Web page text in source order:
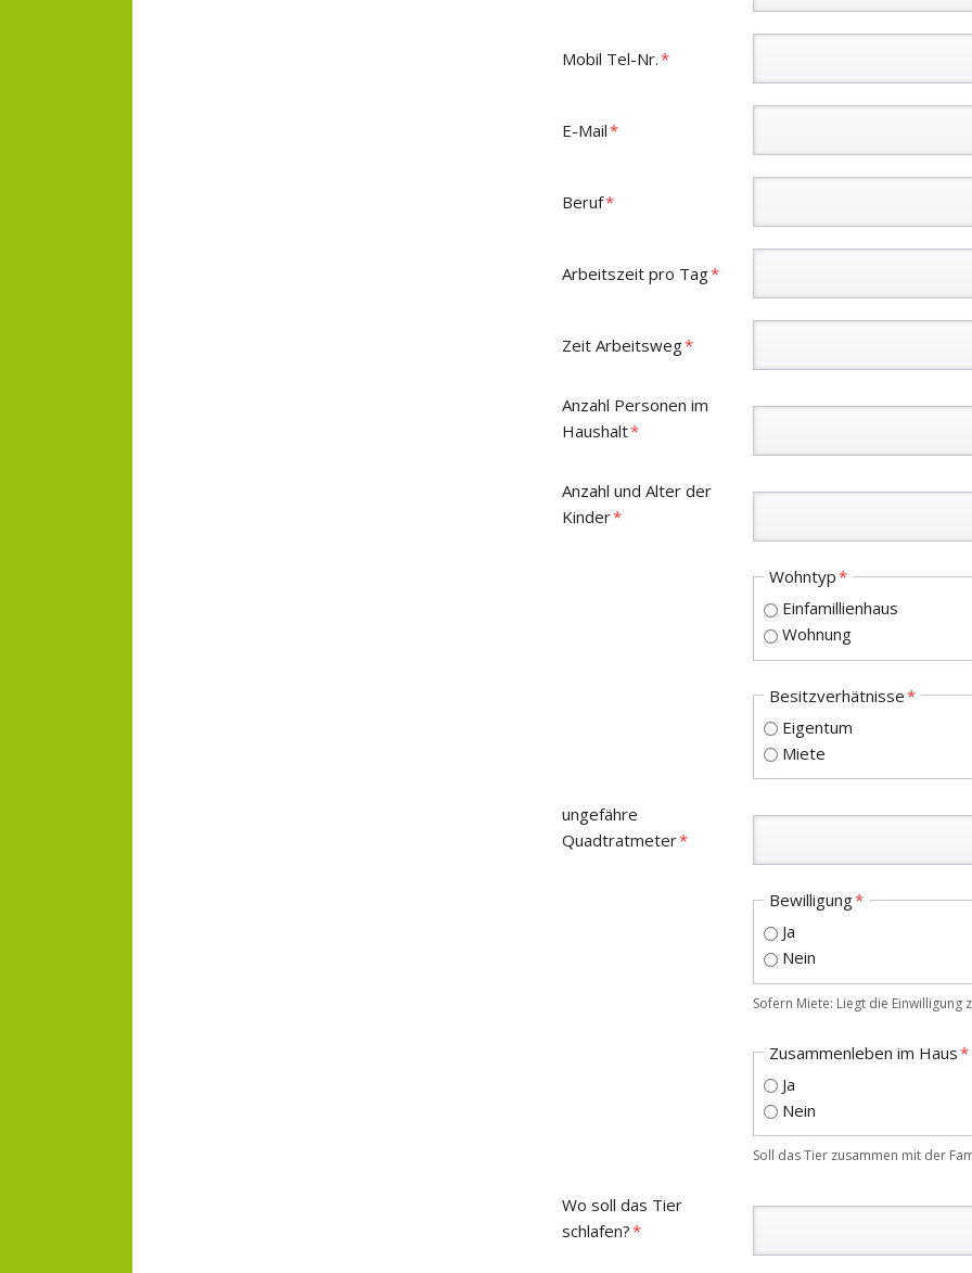
Pflichtfeld
Mobil Tel-Nr.*
Pflichtfeld
E-Mail*
Pflichtfeld
Beruf*
Pflichtfeld
Arbeitszeit pro Tag*
Pflichtfeld
Zeit Arbeitsweg*
Pflichtfeld
Anzahl Personen im
Haushalt*
Pflichtfeld
Anzahl und Alter der
Kinder*
Pflichtfeld
Wohntyp*
Einfamillienhaus
Wohnung
Pflichtfeld
Besitzverhätnisse*
Eigentum
Miete
Pflichtfeld
ungefähre
Quadtratmeter*
Pflichtfeld
Bewilligung*
Ja
Nein
Sofern Miete: Liegt die
Pflichtfeld
Zusammenleben im Haus*
Ja
Nein
Soll das Tier zusammen mit der
Pflichtfeld
Wo soll das Tier
schlafen?*